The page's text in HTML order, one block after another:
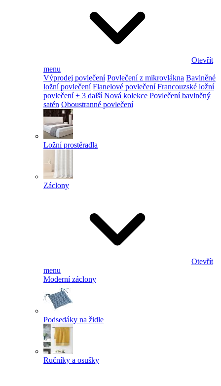
Otevřít
menu
Výprodej povlečení Povlečení z mikrovlákna Bavlněné
ložní povlečení Flanelové povlečení Francouzské ložní
povlečení + 3 další Nová kolekce Povlečení bavlněný
satén Oboustranné povlečení
Ložní prostěradla
Záclony
Otevřít
menu
Moderní záclony
Podsedáky na židle
Ručníky a osušky